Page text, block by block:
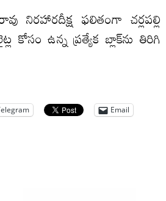
నిరహారదీక్ష ఫలితంగా చర్లపల్లి
కోసం ఉన్న ప్రత్యేక బ్లాక్‌ను తిరిగి
Email